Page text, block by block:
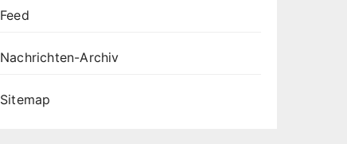
Feed
Nachrichten-Archiv
Sitemap